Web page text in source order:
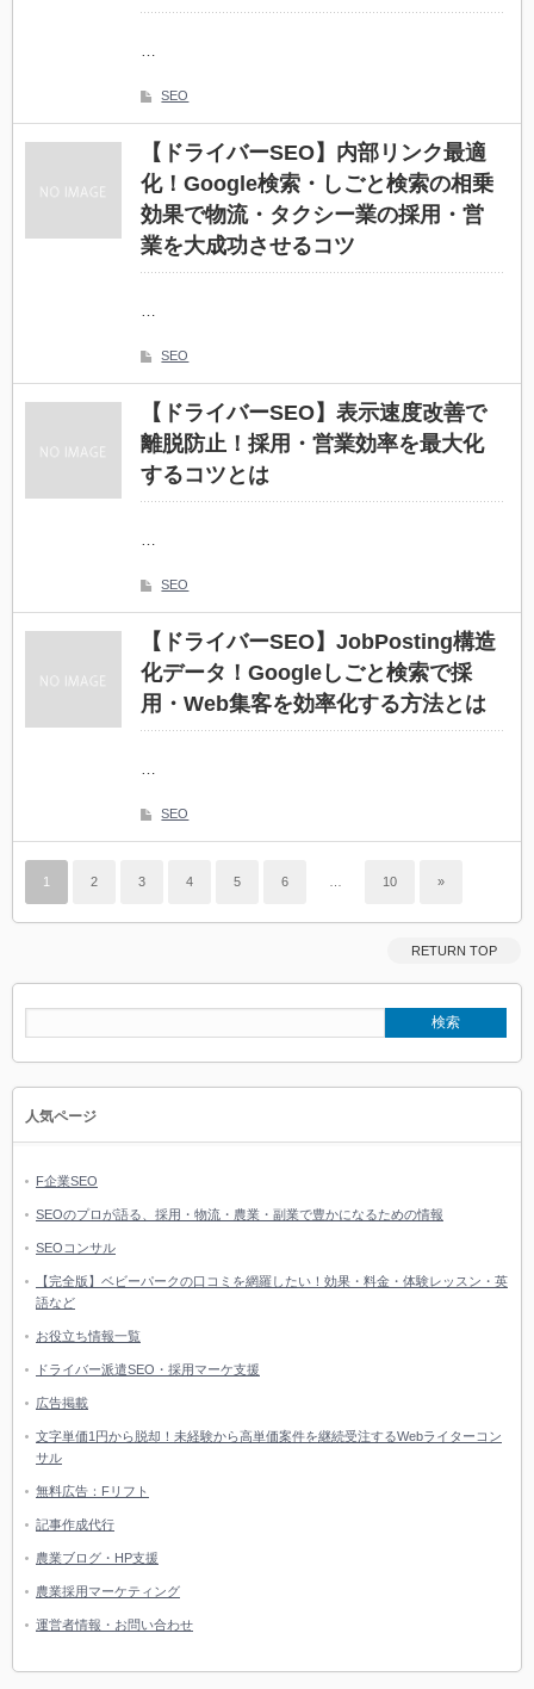
…
SEO
【ドライバーSEO】内部リンク最適
化！Google検索・しごと検索の相乗
効果で物流・タクシー業の採用・営
業を大成功させるコツ
…
SEO
【ドライバーSEO】表示速度改善で
離脱防止！採用・営業効率を最大化
するコツとは
…
SEO
【ドライバーSEO】JobPosting構造
化データ！Googleしごと検索で採
用・Web集客を効率化する方法とは
…
SEO
1 2 3 4 5 6 10 »
RETURN TOP
人気ページ
F企業SEO
SEOのプロが語る、採用・物流・農業・副業で豊かになるための情報
SEOコンサル
【完全版】ベビーパークの口コミを網羅したい！効果・料金・体験レッスン・英
語など
お役立ち情報一覧
ドライバー派遣SEO・採用マーケ支援
広告掲載
文字単価1円から脱却！未経験から高単価案件を継続受注するWebライターコン
サル
無料広告：Fリフト
記事作成代行
農業ブログ・HP支援
農業採用マーケティング
運営者情報・お問い合わせ